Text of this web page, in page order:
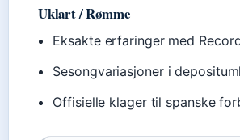
Uklart / Rømme
Eksakte erfaringer med
Sesongvariasjoner i
Offisielle klager til spanske